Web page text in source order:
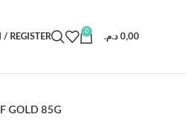
/ REGISTER
0
0,00 د.م.
GOLD 85G